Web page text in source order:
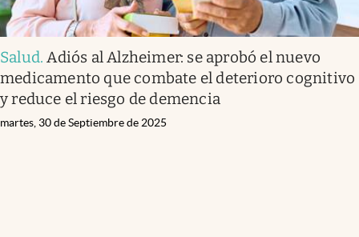
Salud.Adiós al Alzheimer: se aprobó el nuevo
medicamento que combate el deterioro cognitivo
y reduce el riesgo de demencia
martes, 30 de Septiembre de 2025